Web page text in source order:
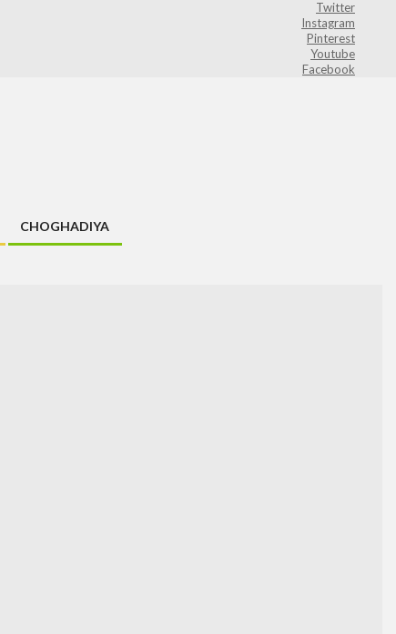
Twitter
Instagram
Pinterest
Youtube
Facebook
CHOGHADIYA